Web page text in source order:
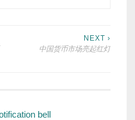
NEXT ›
中国货币市场亮起红灯